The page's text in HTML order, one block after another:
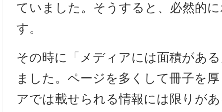
ていました。そうすると、必然的
す。
その時に「メディアには面積があ
ました。ページを多くして冊子を
アでは載せられる情報には限りが